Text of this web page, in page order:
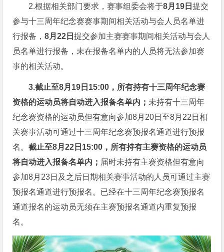
2.根据相关部门要求，赛事组委会将于8月19日提交
参与十三周年纪念赛赛事期间相关活动与会人员名单进
行报备，8月22日提交参加主赛赛事期间相关活动与会人
员名单进行报备，未在报备名单内的人员将无法参加赛
事的相关活动。
3.截止至8月19日15:00，所有持有十三周年纪念赛
资格的运动员将自动进入报备名单内； 未持有十三周年
纪念赛资格的运动员但有意向参加8月20日至8月22日相
关赛事活动可通过十三周年纪念赛预报名通道进行预报
名。截止至8月22日15:00，所有持有主赛资格的运动员
将自动进入报备名单内； 届时未持有主赛资格但有意向
参加8月23日及之后日期相关赛事活动的人员可通过主赛
预报名通道进行预报名。已经在十三周年纪念赛预报名
通道报名的运动员无须在主赛预报名通道内重复预报
名。